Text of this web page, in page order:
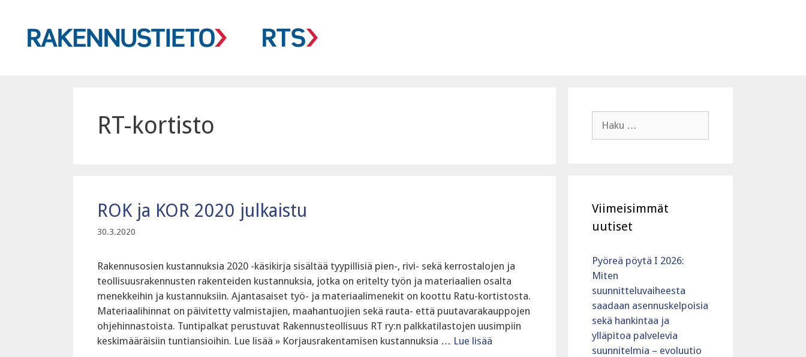
RT-kortisto
ROK ja KOR 2020 julkaistu
30.3.2020
Rakennusosien kustannuksia 2020 -käsikirja sisältää tyypillisiä pien-, rivi- sekä kerrostalojen ja
teollisuusrakennusten rakenteiden kustannuksia, jotka on eritelty työn ja materiaalien osalta
menekkeihin ja kustannuksiin. Ajantasaiset työ- ja materiaalimenekit on koottu Ratu-kortistosta.
Materiaalihinnat on päivitetty valmistajien, maahantuojien sekä rauta- että puutavarakauppojen
ohjehinnastoista. Tuntipalkat perustuvat Rakennusteollisuus RT ry:n palkkatilastojen uusimpiin
keskimääräisiin tuntiansioihin. Lue lisää » Korjausrakentamisen kustannuksia … Lue lisää
Viimeisimmät
uutiset
Pyöreä pöytä I 2026:
Miten
suunnitteluvaiheesta
saadaan asennuskelpoisia
sekä hankintaa ja
ylläpitoa palvelevia
suunnitelmia – evoluutio